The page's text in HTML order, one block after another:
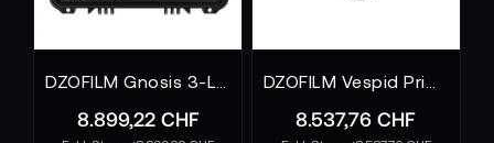
8.899,22 CHF 8.537,76 CHF